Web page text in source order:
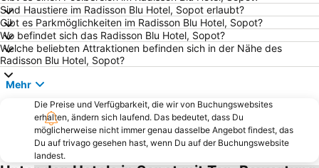
Plaża Jurata
Przymorze
Śródmieście
Wrzeszcz Dolny
Westerplatte
Krantor
Aquapark Sopot
Gdyńska Przystań Jachtowa
Plaża Stegna
Plaża nad pełnym morzem
Molo w Sopocie
Plaża Jelitkowo
Bulwar Nadmorski - Promenada
Orunia
Sind Haustiere im Radisson Blu Hotel, Sopot erlaubt?
Gibt es Parkmöglichkeiten im Radisson Blu Hotel, Sopot?
Wo befindet sich das Radisson Blu Hotel, Sopot?
Welche beliebten Attraktionen befinden sich in der Nähe des
Radisson Blu Hotel, Sopot?
Mehr
Die Preise und Verfügbarkeit, die wir von Buchungswebsites
erhalten, ändern sich laufend. Das bedeutet, dass Du
möglicherweise nicht immer genau dasselbe Angebot findest, das
Du auf trivago gesehen hast, wenn Du auf der Buchungswebsite
landest.